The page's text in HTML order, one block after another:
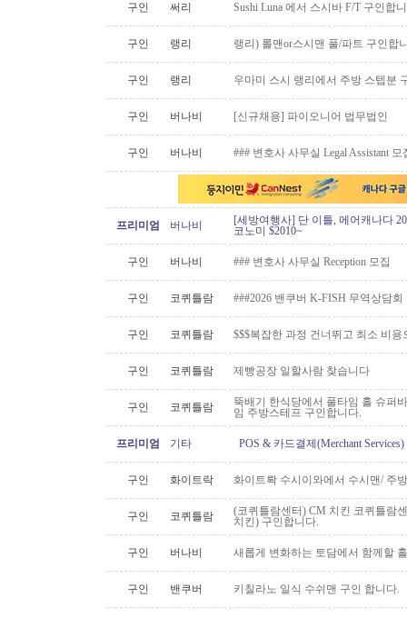
구인 써리 Sushi Luna 에서 스시바 F/T 구인합
구인 랭리 랭리) 롤맨or스시맨 풀/파트 구인합
구인 랭리 우마미 스시 랭리에서 주방 스텝분
구인 버나비 [신규채용] 파이오니어 법무법인
구인 버나비 ### 변호사 사무실 Legal Assistant 모
프리미엄 버나비
[세방여행사] 단 이틀, 에어캐나다
코노미 $2010~
구인 버나비 ### 변호사 사무실 Reception 모집
구인 코퀴틀람 ###2026 밴쿠버 K-FISH 무역상담
구인 코퀴틀람 $$$복잡한 과정 건너뛰고 최소 비
구인 코퀴틀람 제빵공장 일할사람 찾습니다
구인 코퀴틀람
뚝배기 한식당에서 풀타임 홀 슈퍼
임 주방스테프 구인합니다.
프리미엄 기타 POS & 카드결제(Merchant
구인 화이트락 화이트롹 수시이와에서 수시맨/ 주
구인 코퀴틀람
(코퀴틀람센터) CM 치킨 코퀴틀람
치킨) 구인합니다.
구인 버나비 새롭게 변화하는 토담에서 함께할
구인 밴쿠버 키칠라노 일식 수쉬맨 구인 합니다.